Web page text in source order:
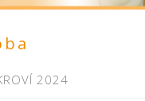
2024